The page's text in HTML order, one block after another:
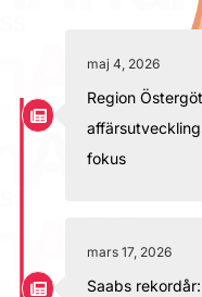
maj 4, 2026
Region
fokus
mars 17, 2026
Saabs